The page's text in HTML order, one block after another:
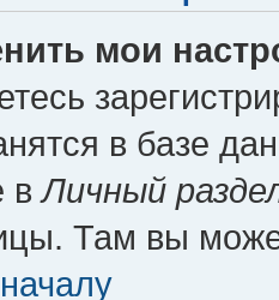
мои
в базе
вЛичный
Там вы